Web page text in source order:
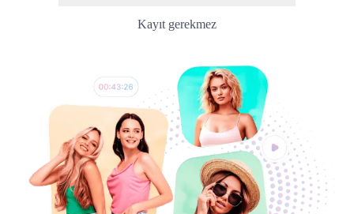
Kayıt gerekmez